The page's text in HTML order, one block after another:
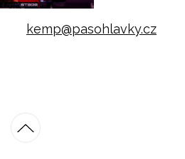
kemp@pasohlavky.cz